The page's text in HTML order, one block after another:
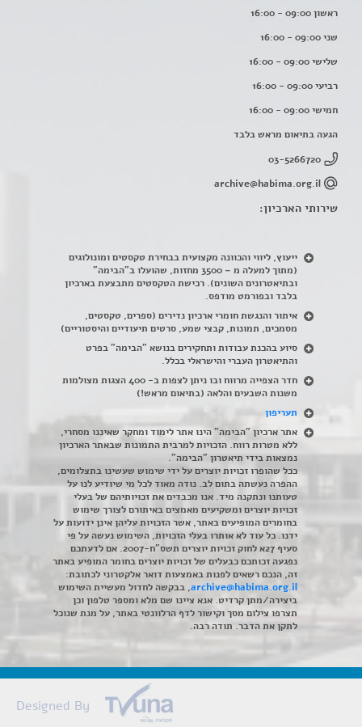
ראשון 09:00 - 16:00
שני 09:00 - 16:00
שלישי 09:00 - 16:00
רביעי 09:00 - 16:00
חמישי 09:00 - 16:00
הגעה בתיאום מראש בלבד
03-5266720
archive@habima.org.il
שירותי הארכיון:
ייעוץ, ליווי והכוונה מקצועית בבחירת טקסטים ומונולוגים
(מתוך למעלה מ – 3500 מחזות, שהועלו ב"הבימה"
ובתיאטרונים השונים). רכישת הטקסטים מתבצעת בארכיון
בלבד ובפורמט מודפס.
איתור והנגשת חומרי ארכיון נדירים (ספרים, טקסטים,
מסמכים, תמונות, קבצי שמע, סרטים תיעודיים והיסטוריים)
סיוע בהכנת עבודות ותחקירים בנושא "הבימה" בפרט
והתיאטרון העברי והישראלי בכלל.
חדר הצפייה מרווח ובו ניתן לצפות ב- 400 הצגות מצולמות
משנות השבעים והלאה (בתיאום מראש!)
תעריפון
אתר ארכיון "הבימה" הינו אתר לימוד ומחקר שאיננו מסחרי,
ללא מטרות רווח. הזכויות למרבית התמונות שבאתר הארכיון
נמצאות בידי תיאטרון "הבימה".
ככל שהופרו זכויות יוצרים על ידי שימוש שעשינו בתצלומים,
ההפרה נעשתה בתום לב. נודה מאוד לכל מי שיודיע לנו על
טעותנו ונתקנה מיד. אנו מכבדים את זכויותיהם של בעלי
זכויות יוצרים ומשקיעים מאמצים באיתורם לצורך שימוש
בחומרים המופיעים באתר, אשר הזכויות עליהן אינן ידועות על
ידנו. כל עוד לא אותרו בעלי הזכויות, השימוש נעשה על פי
סעיף 27א לחוק זכויות יוצרים תשס"ח-2007. אם לדעתכם
נפגעה זכותכם כבעלים של זכויות יוצרים בחומר המופיע באתר
זה, הנכם רשאים לפנות באמצעות דואר אלקטרוני לכתובת:
archive@habima.org.il, בבקשה לחדול מעשיית השימוש
ביצירה/מתן קרדיט. אנא ציינו שם מלא ומספר טלפון וכן
תצרפו צילום מסך וקישור לדף הרלוונטי באתר, על מנת שנוכל
לתקן את הדבר. תודה רבה.
Designed By